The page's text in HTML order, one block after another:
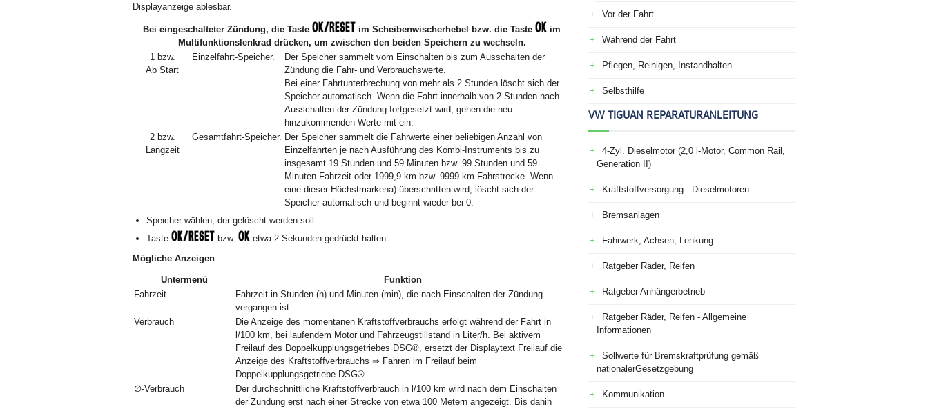
Displayanzeige ablesbar.
Bei eingeschalteter Zündung, die Taste im Scheibenwischerhebel bzw. die Taste
im
Multifunktionslenkrad drücken, um zwischen den beiden Speichern zu wechseln.
1 bzw.
Ab Start
Einzelfahrt-Speicher.
Der Speicher sammelt vom Einschalten bis zum Ausschalten der
Zündung die Fahr- und Verbrauchswerte.
Bei einer Fahrtunterbrechung von mehr als 2 Stunden löscht sich der
Speicher automatisch. Wenn die Fahrt innerhalb von 2 Stunden nach
Ausschalten der Zündung fortgesetzt wird, gehen die neu
hinzukommenden Werte mit ein.
2 bzw.
Langzeit
Gesamtfahrt-Speicher. Der Speicher sammelt die Fahrwerte einer beliebigen Anzahl von
Einzelfahrten je nach Ausführung des Kombi-Instruments bis zu
insgesamt 19 Stunden und 59 Minuten bzw. 99 Stunden und 59
Minuten Fahrzeit oder 1999,9 km bzw. 9999 km Fahrstrecke. Wenn
eine dieser Höchstmarkena) überschritten wird, löscht sich der
Speicher automatisch und beginnt wieder bei 0.
Speicher wählen, der gelöscht werden soll.
Taste
bzw.
etwa 2 Sekunden gedrückt halten.
Mögliche Anzeigen
Untermenü
Funktion
Fahrzeit
Fahrzeit in Stunden (h) und Minuten (min), die nach Einschalten der Zündung
vergangen ist.
Verbrauch
Die Anzeige des momentanen Kraftstoffverbrauchs erfolgt während der Fahrt in
l/100 km, bei laufendem Motor und Fahrzeugstillstand in Liter/h. Bei aktivem
Freilauf des Doppelkupplungsgetriebes DSG®, ersetzt der Displaytext Freilauf die
Anzeige des Kraftstoffverbrauchs ⇒ Fahren im Freilauf beim
Doppelkupplungsgetriebe DSG® .
∅-Verbrauch
Der durchschnittliche Kraftstoffverbrauch in l/100 km wird nach dem Einschalten
der Zündung erst nach einer Strecke von etwa 100 Metern angezeigt. Bis dahin
Vor der Fahrt
Während der Fahrt
Pflegen, Reinigen, Instandhalten
Selbsthilfe
VW TIGUAN REPARATURANLEITUNG
4-Zyl. Dieselmotor (2,0 l-Motor, Common Rail,
Generation II)
Kraftstoffversorgung - Dieselmotoren
Bremsanlagen
Fahrwerk, Achsen, Lenkung
Ratgeber Räder, Reifen
Ratgeber Anhängerbetrieb
Ratgeber Räder, Reifen - Allgemeine
Informationen
Sollwerte für Bremskraftprüfung gemäß
nationalerGesetzgebung
Kommunikation